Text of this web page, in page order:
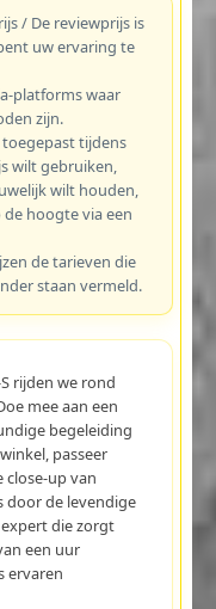
/ De reviewprijs is
uw ervaring te
platforms waar
zijn.
tijdens
wilt gebruiken,
wilt houden,
hoogte via een
de tarieven die
staan vermeld.
rijden we rond
mee aan een
begeleiding
passeer
close-up van
door de levendige
die zorgt
een uur
ervaren